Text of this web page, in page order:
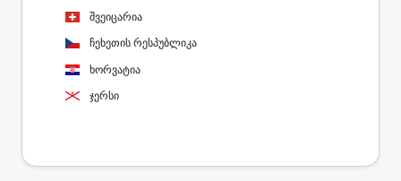
შვეიცარია
ჩეხეთის რესპუბლიკა
ხორვატია
ჯერსი